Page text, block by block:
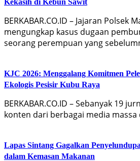
BERKABAR.CO.ID – Jajaran Polsek
mengungkap kasus dugaan
seorang perempuan yang
KJC 2026: Menggalang Komitmen
Ekologis Pesisir Kubu Raya
BERKABAR.CO.ID – Sebanyak 19
konten dari berbagai media
Lapas Sintang Gagalkan
dalam Kemasan Makanan